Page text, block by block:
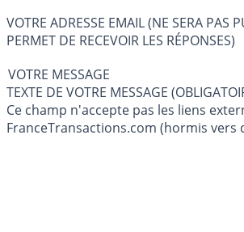
VOTRE ADRESSE EMAIL (NE SERA PAS
PERMET DE RECEVOIR LES RÉPONSES)
VOTRE MESSAGE
TEXTE DE VOTRE MESSAGE
Ce champ n'accepte pas les liens
FranceTransactions.com (hormis vers